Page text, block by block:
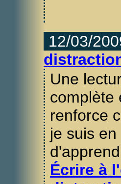
12/03/
Une
complète
renforce
je suis en
Écrire à